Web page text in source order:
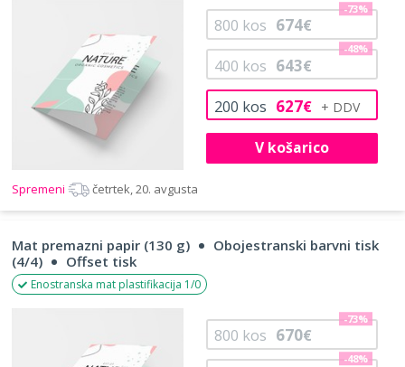
200 kos 627€
400 kos 643€
-48%
800 kos 674€
-73%
V košarico
Spremeni četrtek, 20. avgusta
Mat premazni papir (130 g)
Obojestranski barvni tisk
(4/4)
Offset tisk
Enostranska mat plastifikacija 1/0
-48%
800 kos 670€
-73%